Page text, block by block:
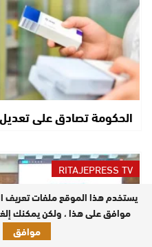
الحكومة تصادق على
RITAJEPRESS TV
يستخدم هذا الموقع ملفات تعريف
موافق على هذا ، ولكن يمكنك
موافق